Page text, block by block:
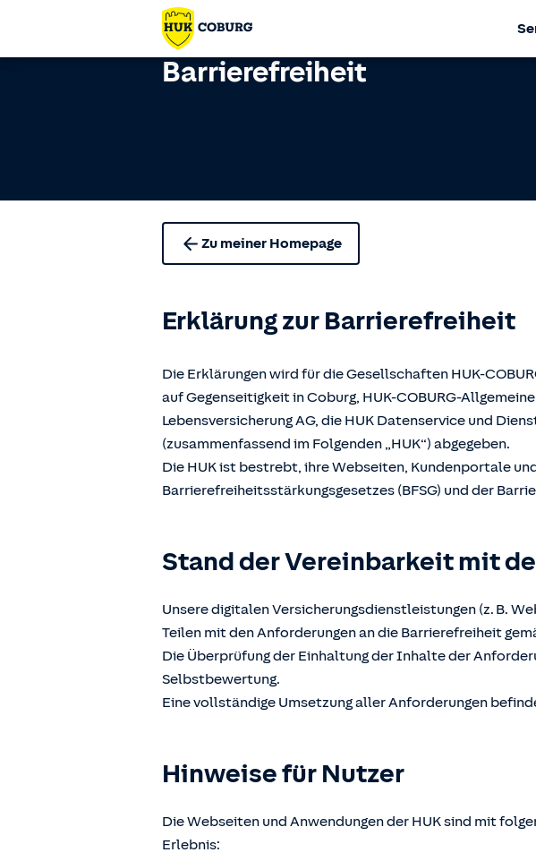
Barrierefreiheit
Zu meiner Homepage
Erklärung zur Barrierefreiheit
Die Erklärungen wird für die Gesellschaften HUK-
auf Gegenseitigkeit in Coburg, HUK-COBURG-
Lebensversicherung AG, die HUK Datenservice und
(zusammenfassend im Folgenden „HUK“) abgegeben.
Die HUK ist bestrebt, ihre Webseiten, Kundenportale
Barrierefreiheitsstärkungsgesetzes (BFSG) und der
Stand der Vereinbarkeit mit
Unsere digitalen Versicherungsdienstleistungen (z. B.
Teilen mit den Anforderungen an die Barrierefreiheit
Die Überprüfung der Einhaltung der Inhalte der
Selbstbewertung.
Eine vollständige Umsetzung aller Anforderungen
Hinweise für Nutzer
Die Webseiten und Anwendungen der HUK sind mit
Erlebnis: